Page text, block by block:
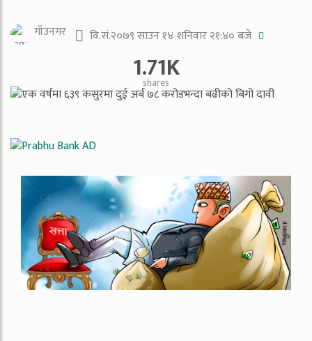
गाँउनगर वि.सं.२०७९ साउन १४ शनिवार २१:४० बजे
1.71K
shares